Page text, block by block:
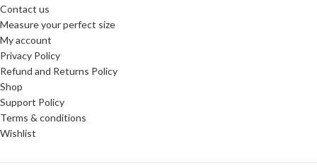
Contact us
Measure your perfect size
My account
Privacy Policy
Refund and Returns Policy
Shop
Support Policy
Terms & conditions
Wishlist